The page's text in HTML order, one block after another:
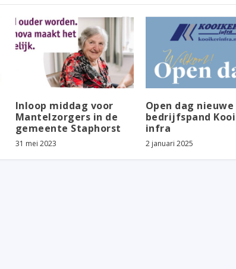
Inloop middag voor
Mantelzorgers in de
gemeente Staphorst
31 mei 2023
Open dag nieuwe
bedrijfspand
infra
2 januari 2025